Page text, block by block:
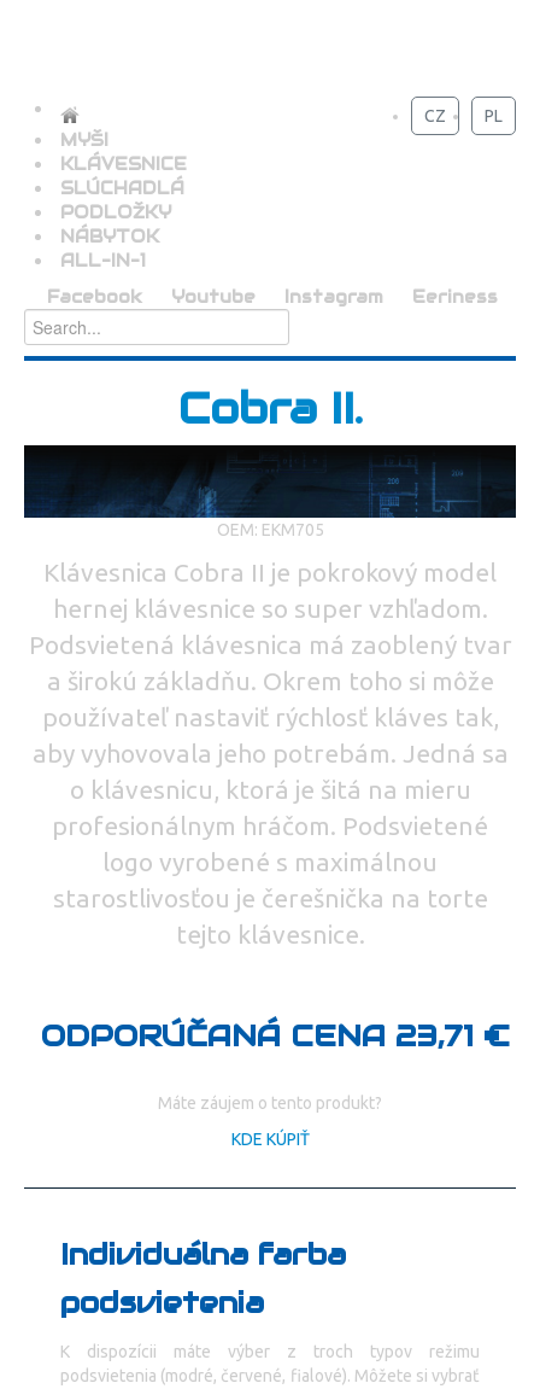
PL
CZ
MYŠI
KLÁVESNICE
SLÚCHADLÁ
PODLOŽKY
NÁBYTOK
ALL-IN-1
Facebook
Youtube Instagram Eeriness
Cobra II.
OEM: EKM705
Klávesnica Cobra II je pokrokový model
hernej klávesnice so super vzhľadom.
Podsvietená klávesnica má zaoblený tvar
a širokú základňu. Okrem toho si môže
používateľ nastaviť rýchlosť kláves tak,
aby vyhovovala jeho potrebám. Jedná sa
o klávesnicu, ktorá je šitá na mieru
profesionálnym hráčom. Podsvietené
logo vyrobené s maximálnou
starostlivosťou je čerešnička na torte
tejto klávesnice.
ODPORÚČANÁ CENA 23,71 €
Máte záujem o tento produkt?
KDE KÚPIŤ
Individuálna farba
podsvietenia
K dispozícii máte výber z troch typov režimu
podsvietenia (modré, červené, fialové). Môžete si vybrať